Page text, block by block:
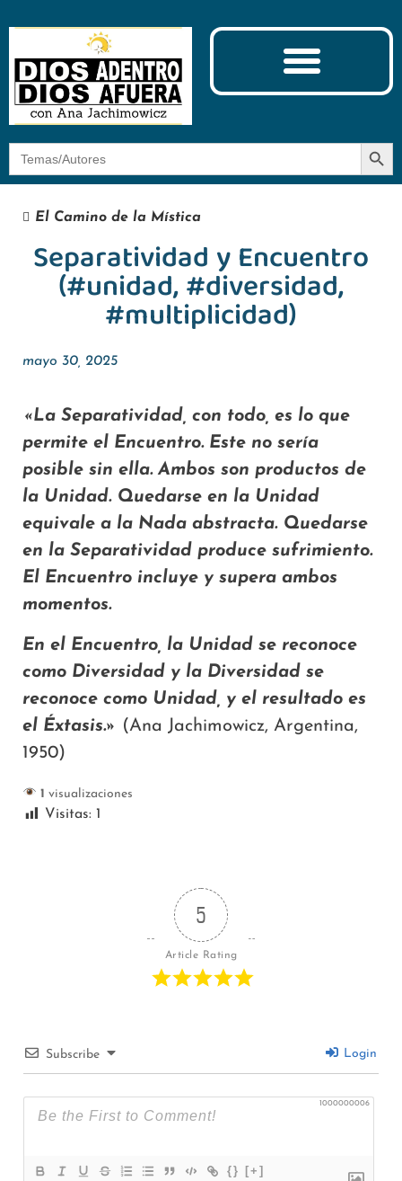
Botón
El Camino de la Mística
Separatividad y Encuentro
(#unidad, #diversidad,
#multiplicidad)
mayo 30, 2025
«La Separatividad, con todo, es lo que
permite el Encuentro. Este no sería
posible sin ella. Ambos son productos de
la Unidad. Quedarse en la Unidad
equivale a la Nada abstracta. Quedarse
en la Separatividad produce sufrimiento.
El Encuentro incluye y supera ambos
momentos.
En el Encuentro, la Unidad se reconoce
como Diversidad y la Diversidad se
reconoce como Unidad, y el resultado es
el Éxtasis.» (Ana Jachimowicz, Argentina,
1950)
1 visualizaciones
Visitas: 1
5
Article Rating
Subscribe Login
1000000006
{} [+]